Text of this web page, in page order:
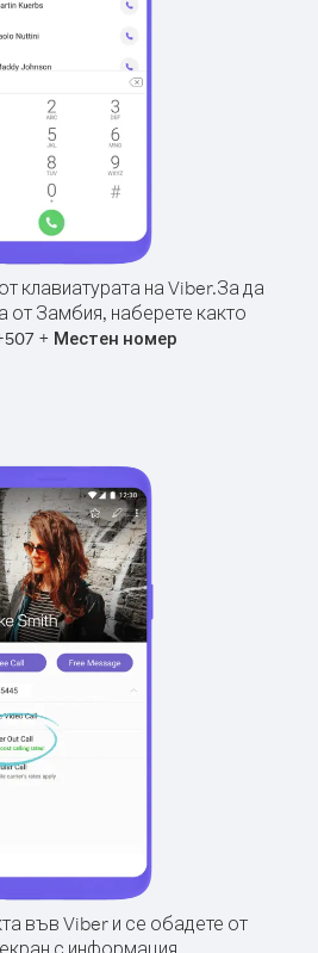
клавиатурата на Viber.За да
от Замбия, наберете както
507+ Местен номер
във Viber и се обадете от
с информация